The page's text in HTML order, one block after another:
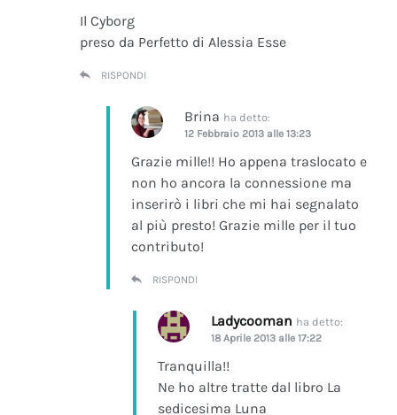
Il Cyborg
preso da Perfetto di Alessia Esse
RISPONDI
Brina ha detto:
12 Febbraio 2013 alle 13:23
Grazie mille!! Ho appena traslocato e
non ho ancora la connessione ma
inserirò i libri che mi hai segnalato
al più presto! Grazie mille per il tuo
contributo!
RISPONDI
Ladycooman ha detto:
18 Aprile 2013 alle 17:22
Tranquilla!!
Ne ho altre tratte dal libro La
sedicesima Luna